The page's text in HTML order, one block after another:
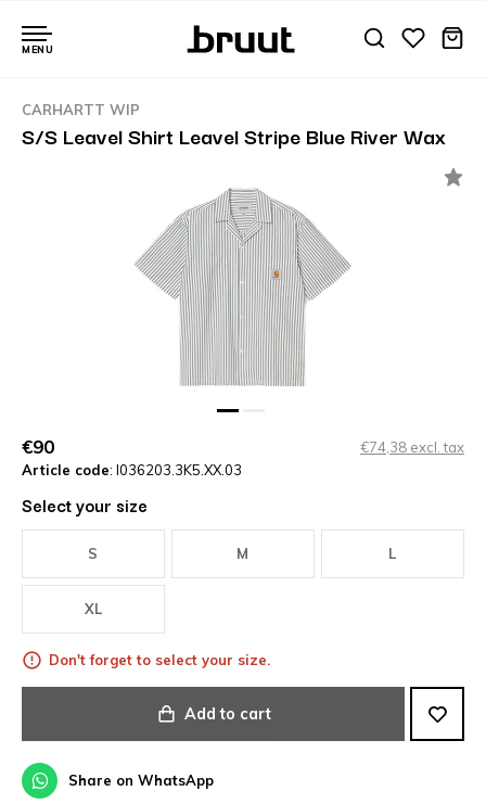
MENU
CARHARTT WIP
S/S Leavel Shirt Leavel Stripe Blue River Wax
€90
€74,38 excl. tax
Article code: I036203.3K5.XX.03
Select your size
S M L
XL
Don't forget to select your size.
Add to cart
Share on WhatsApp